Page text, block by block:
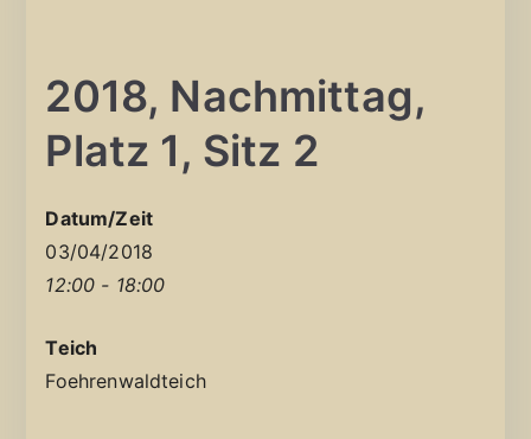
2018, Nachmittag,
Platz 1, Sitz 2
Datum/Zeit
03/04/2018
12:00 - 18:00
Teich
Foehrenwaldteich